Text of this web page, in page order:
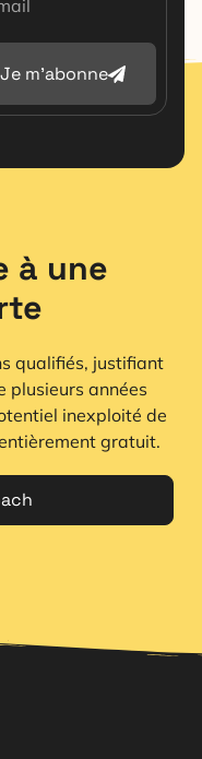
Je m'abonne
à une
qualifiés, justifiant
plusieurs années
inexploité de
gratuit.